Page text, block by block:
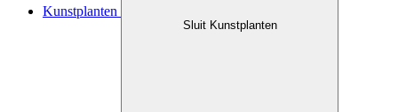
Kunstplanten
Sluit Kunstplanten